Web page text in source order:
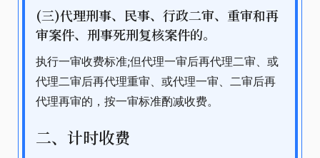
(三)代理刑事、民事、行政二审、重审和再
审案件、刑事死刑复核案件的。
执行一审收费标准;但代理一审后再代理二审、或
代理二审后再代理重审、或代理一审、二审后再
代理再审的，按一审标准酌减收费。
二、计时收费